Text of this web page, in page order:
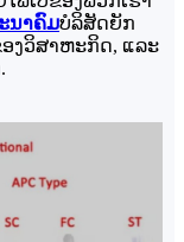
ນາຄົມບໍລິສັດຍັກ
ງວິສາຫະກິດ, ແລະ